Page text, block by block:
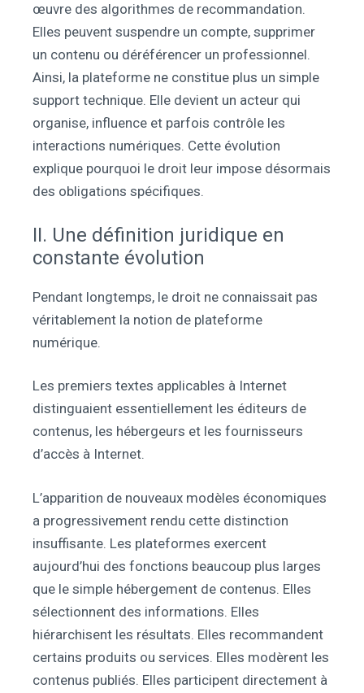
œuvre des algorithmes de recommandation.
Elles peuvent suspendre un compte, supprimer
un contenu ou déréférencer un professionnel.
Ainsi, la plateforme ne constitue plus un simple
support technique. Elle devient un acteur qui
organise, influence et parfois contrôle les
interactions numériques. Cette évolution
explique pourquoi le droit leur impose désormais
des obligations spécifiques.
II. Une définition juridique en
constante évolution
Pendant longtemps, le droit ne connaissait pas
véritablement la notion de plateforme
numérique.
Les premiers textes applicables à Internet
distinguaient essentiellement les éditeurs de
contenus, les hébergeurs et les fournisseurs
d’accès à Internet.
L’apparition de nouveaux modèles économiques
a progressivement rendu cette distinction
insuffisante. Les plateformes exercent
aujourd’hui des fonctions beaucoup plus larges
que le simple hébergement de contenus. Elles
sélectionnent des informations. Elles
hiérarchisent les résultats. Elles recommandent
certains produits ou services. Elles modèrent les
contenus publiés. Elles participent directement à